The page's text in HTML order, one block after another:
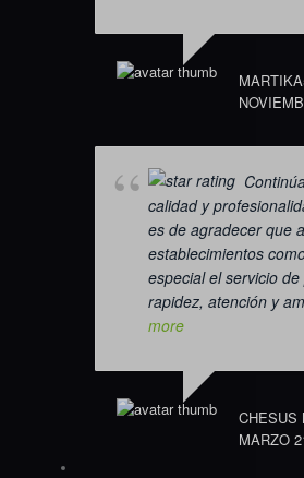
calidad y
es de agradecer que
establecimientos
especial el servicio
rapidez, atención y
more
CHESUS
MARZO